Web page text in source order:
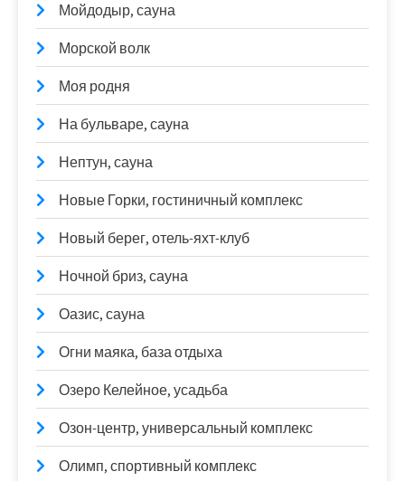
Мойдодыр, сауна
Морской волк
Моя родня
На бульваре, сауна
Нептун, сауна
Новые Горки, гостиничный комплекс
Новый берег, отель-яхт-клуб
Ночной бриз, сауна
Оазис, сауна
Огни маяка, база отдыха
Озеро Келейное, усадьба
Озон-центр, универсальный комплекс
Олимп, спортивный комплекс